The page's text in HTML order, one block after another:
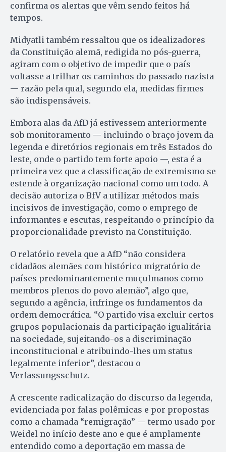
confirma os alertas que vêm sendo feitos há
tempos.
Midyatli também ressaltou que os idealizadores
da Constituição alemã, redigida no pós-guerra,
agiram com o objetivo de impedir que o país
voltasse a trilhar os caminhos do passado nazista
— razão pela qual, segundo ela, medidas firmes
são indispensáveis.
Embora alas da AfD já estivessem anteriormente
sob monitoramento — incluindo o braço jovem da
legenda e diretórios regionais em três Estados do
leste, onde o partido tem forte apoio —, esta é a
primeira vez que a classificação de extremismo se
estende à organização nacional como um todo. A
decisão autoriza o BfV a utilizar métodos mais
incisivos de investigação, como o emprego de
informantes e escutas, respeitando o princípio da
proporcionalidade previsto na Constituição.
O relatório revela que a AfD “não considera
cidadãos alemães com histórico migratório de
países predominantemente muçulmanos como
membros plenos do povo alemão”, algo que,
segundo a agência, infringe os fundamentos da
ordem democrática. “O partido visa excluir certos
grupos populacionais da participação igualitária
na sociedade, sujeitando-os a discriminação
inconstitucional e atribuindo-lhes um status
legalmente inferior”, destacou o
Verfassungsschutz.
A crescente radicalização do discurso da legenda,
evidenciada por falas polêmicas e por propostas
como a chamada “remigração” — termo usado por
Weidel no início deste ano e que é amplamente
entendido como a deportação em massa de